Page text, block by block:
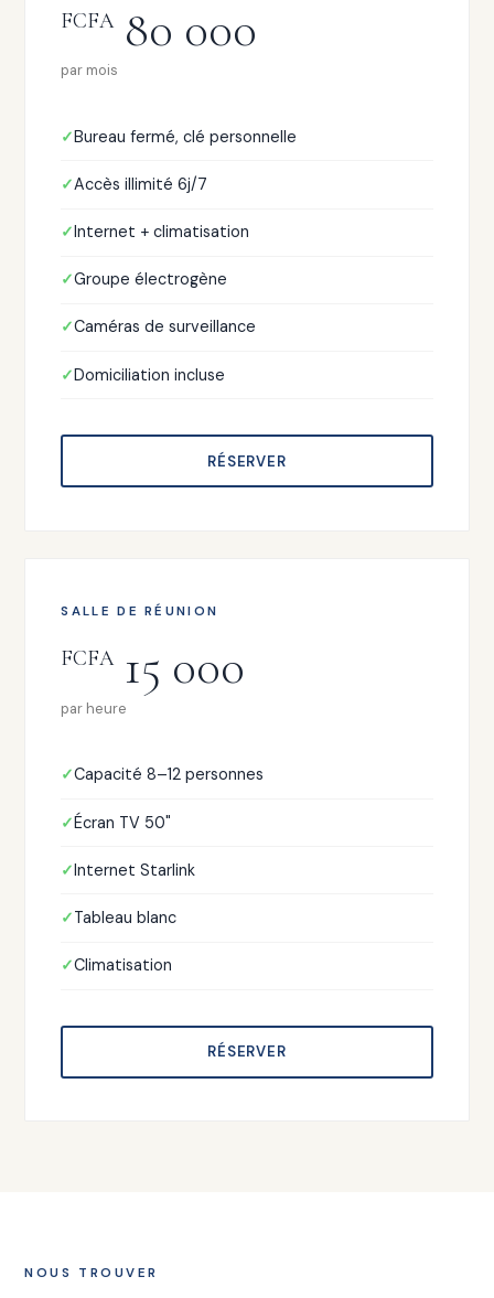
FCFA80 000
par mois
Bureau fermé, clé personnelle
Accès illimité 6j/7
Internet + climatisation
Groupe électrogène
Caméras de surveillance
Domiciliation incluse
RÉSERVER
SALLE DE RÉUNION
FCFA15 000
par heure
Capacité 8–12 personnes
Écran TV 50"
Internet Starlink
Tableau blanc
Climatisation
RÉSERVER
NOUS TROUVER